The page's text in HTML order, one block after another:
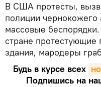
В США протесты,
полиции
массовые
стране
здания, мародеры
Будь в курсе всех
Подпишись на